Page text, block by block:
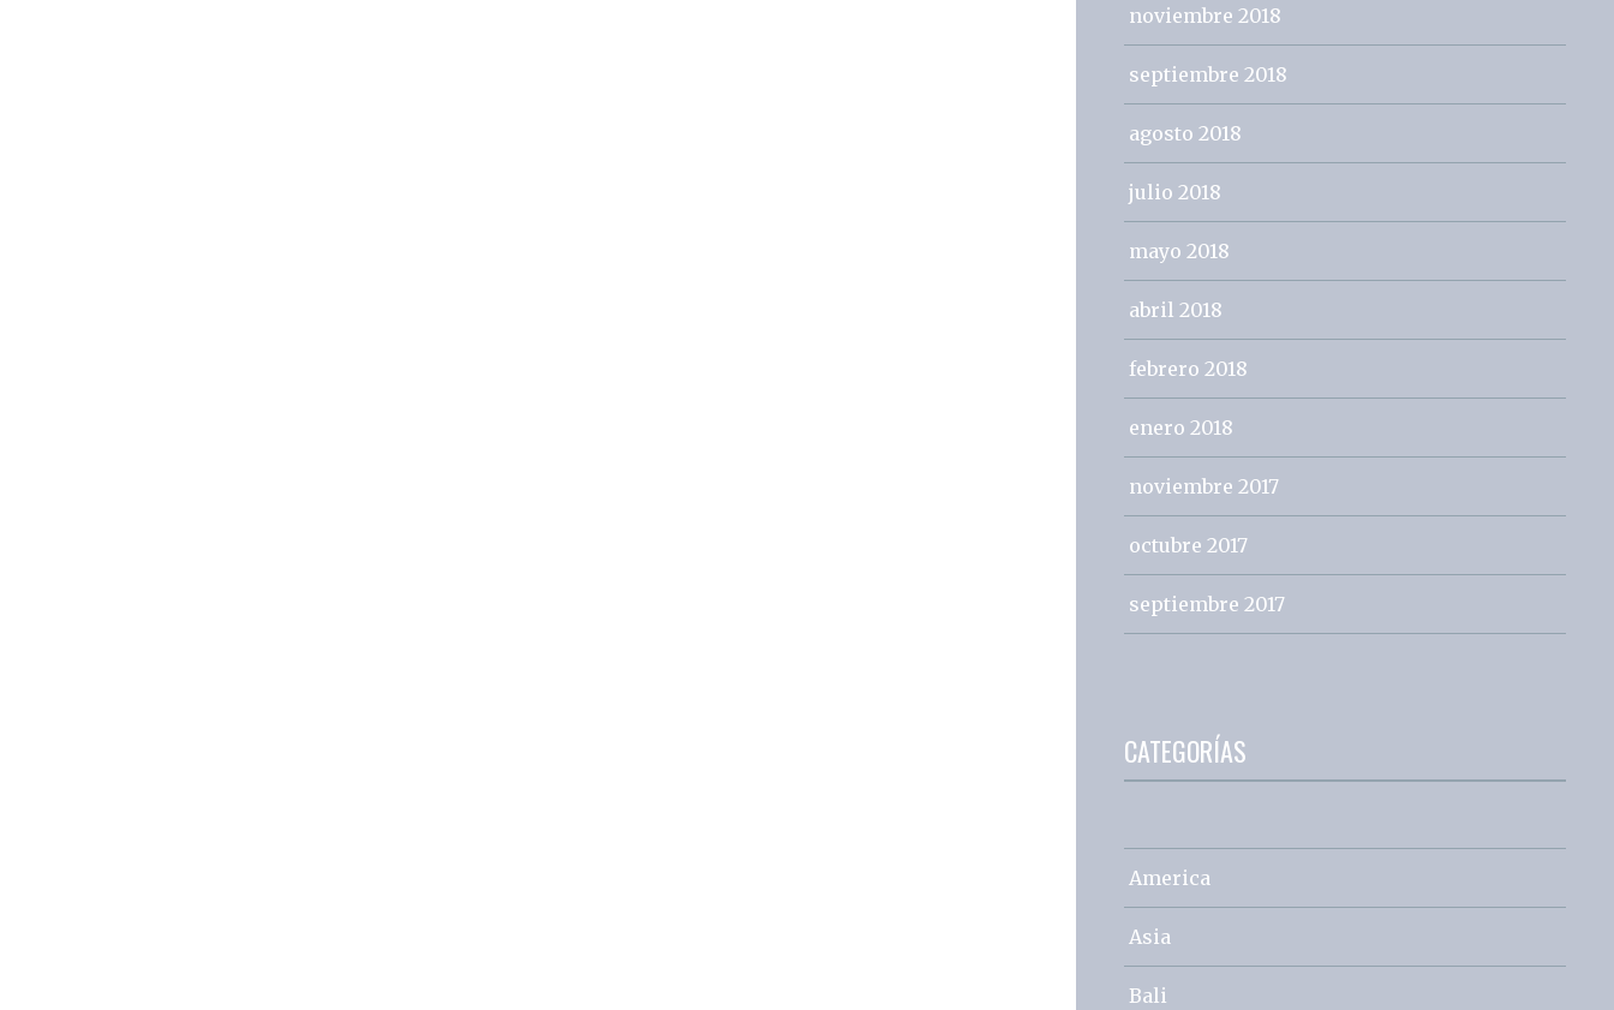
noviembre 2018
septiembre 2018
agosto 2018
julio 2018
mayo 2018
abril 2018
febrero 2018
enero 2018
noviembre 2017
octubre 2017
septiembre 2017
CATEGORÍAS
America
Asia
Bali